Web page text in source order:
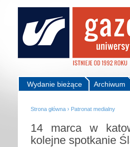
Archiwum
Wydanie bieżące
Strona główna › Patronat medialny
14 marca w
kolejne spotkanie